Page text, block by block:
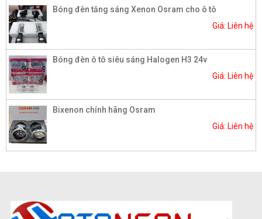
Bóng đèn tăng sáng Xenon Osram cho ô tô
Giá: Liên hệ
Bóng đèn ô tô siêu sáng Halogen H3 24v
Giá: Liên hệ
Bixenon chính hãng Osram
Giá: Liên hệ